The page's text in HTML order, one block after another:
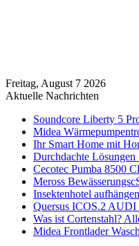
Freitag, August 7 2026
Aktuelle Nachrichten
Soundcore Liberty 5
Midea
Ihr Smart Home mit
Durchdachte
Cecotec Pumba 8500
Meross
Insektenhotel
Quersus ICOS.2 AUDI
Was ist Cortenstahl?
Midea Frontlader